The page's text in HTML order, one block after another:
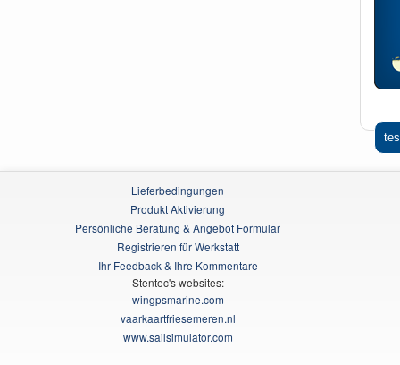
Lieferbedingungen
Produkt Aktivierung
Persönliche Beratung & Angebot Formular
Registrieren für Werkstatt
Ihr Feedback & Ihre Kommentare
Stentec's websites:
wingpsmarine.com
vaarkaartfriesemeren.nl
www.sailsimulator.com